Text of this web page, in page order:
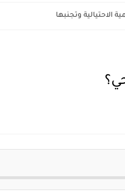
الاحتيالية وتجنبها